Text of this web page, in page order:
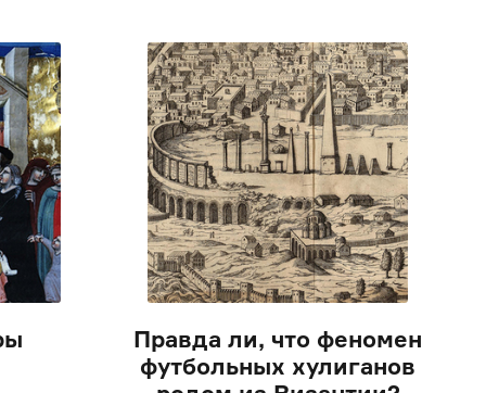
Правда ли, что феномен
футбольных хулиганов